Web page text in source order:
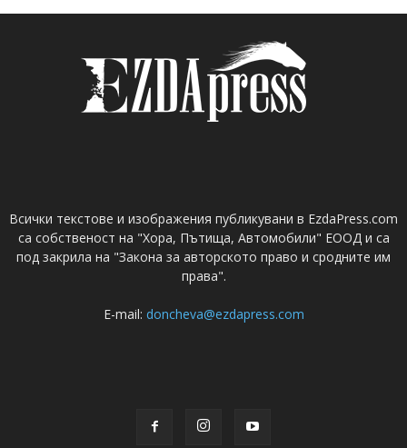
Всички текстове и изображения публикувани в EzdaPress.com
са собственост на "Хора, Пътища, Автомобили" ЕООД и са
под закрила на "Закона за авторското право и сродните им
права".
E-mail: doncheva@ezdapress.com